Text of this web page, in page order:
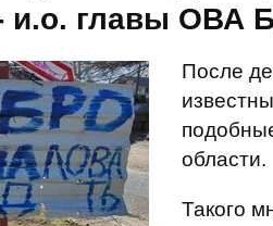
и.о. главы ОВА
После
области.
Такого